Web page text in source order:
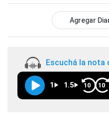
Agregar
Escuchá la nota
1 1.5 10 10